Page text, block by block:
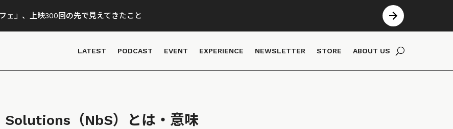
ェ』、上映300回の先で見えてきたこと
LATEST PODCAST EVENT EXPERIENCE NEWSLETTER STORE ABOUT US
（NbS）とは・意味